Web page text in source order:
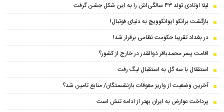
لیلا اوتادی تولد ۴۳ سالگی‌اش را به این شکل جشن گرفت
بازگشت برانکو ایوانکوویچ به دنیای فوتبال!
در بغداد تقریبا حکومت نظامی برقرار شد!
اقامت پسر محمدباقر ذوالقدر در خارج از کشور؟
استقلال با سه گل به استقبال لیگ رفت
آخرین وضعیت از واریز معوقات بازنشستگان/ منابع تامین شد؟
پرداخت عوارض به ایران بهتر از ادامه تنش است